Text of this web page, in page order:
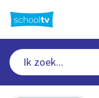
naar
hoofdinhoud